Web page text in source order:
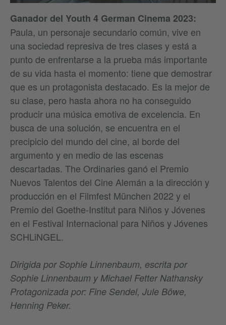
Ganador del Youth 4 German Cinema 2023:
Paula, un personaje secundario común, vive en
una sociedad represiva de tres clases y está a
punto de enfrentarse a la prueba más importante
de su vida hasta el momento: tiene que demostrar
que es un protagonista destacado. Es la mejor de
su clase, pero hasta ahora no ha conseguido
producir una música emotiva de excelencia. En
busca de una solución, se encuentra en el
precipicio del mundo del cine, al borde del
argumento y en medio de las escenas
descartadas. The Ordinaries ganó el Premio
Nuevos Talentos del Cine Alemán a la dirección y
producción en el Filmfest München 2022 y el
Premio del Goethe-Institut para Niños y Jóvenes
en el Festival Internacional para Niños y Jóvenes
SCHLiNGEL.
Dirigida por Sophie Linnenbaum, escrita por
Sophie Linnenbaum y Michael Fetter Nathansky
Protagonizada por: Fine Sendel, Jule Böwe,
Henning Peker.